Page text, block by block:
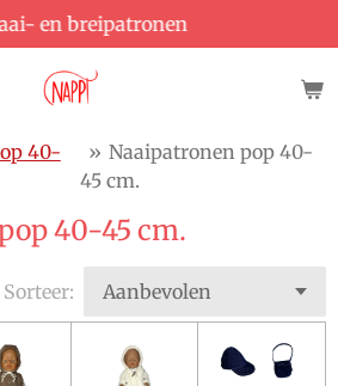
en breipatronen
40-
» Naaipatronen pop 40-
45 cm.
40-45 cm.
Sorteer: